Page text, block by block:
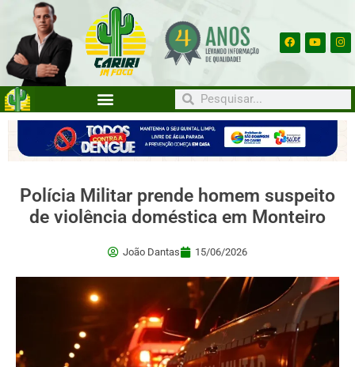
Polícia Militar prende homem suspeito
de violência doméstica em Monteiro
João Dantas 15/06/2026